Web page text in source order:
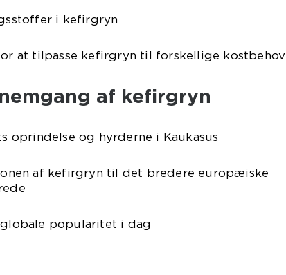
i kefirgryn
at tilpasse kefirgryn til forskellige kostbehov
af kefirgryn
oprindelse og hyrderne i Kaukasus
af kefirgryn til det bredere europæiske
popularitet i dag